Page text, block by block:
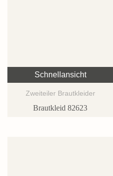
Schnellansicht
Zweiteiler Brautkleider
Brautkleid 82623